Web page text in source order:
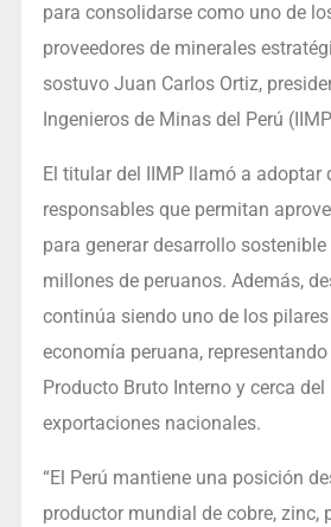
para consolidarse como uno de
proveedores de minerales
sostuvo Juan Carlos Ortiz,
Ingenieros de Minas del Perú
El titular del IIMP llamó a adoptar
responsables que permitan
para generar desarrollo
millones de peruanos. Además,
continúa siendo uno de los
economía peruana, representando
Producto Bruto Interno y cerca del
exportaciones nacionales.
“El Perú mantiene una posición
productor mundial de cobre, zinc,